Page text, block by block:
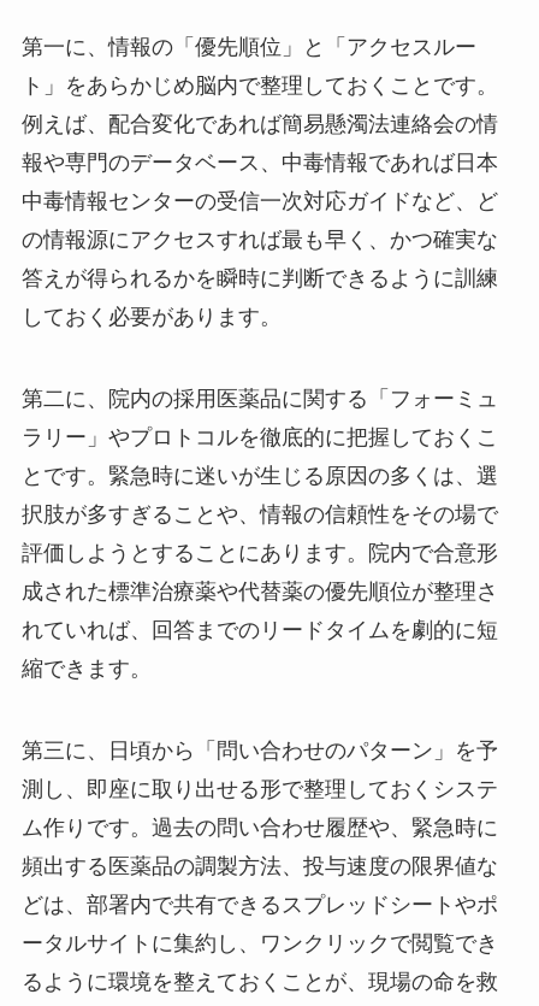
第一に、情報の「優先順位」と「アクセスルー
ト」をあらかじめ脳内で整理しておくことです。
例えば、配合変化であれば簡易懸濁法連絡会の情
報や専門のデータベース、中毒情報であれば日本
中毒情報センターの受信一次対応ガイドなど、ど
の情報源にアクセスすれば最も早く、かつ確実な
答えが得られるかを瞬時に判断できるように訓練
しておく必要があります。
第二に、院内の採用医薬品に関する「フォーミュ
ラリー」やプロトコルを徹底的に把握しておくこ
とです。緊急時に迷いが生じる原因の多くは、選
択肢が多すぎることや、情報の信頼性をその場で
評価しようとすることにあります。院内で合意形
成された標準治療薬や代替薬の優先順位が整理さ
れていれば、回答までのリードタイムを劇的に短
縮できます。
第三に、日頃から「問い合わせのパターン」を予
測し、即座に取り出せる形で整理しておくシステ
ム作りです。過去の問い合わせ履歴や、緊急時に
頻出する医薬品の調製方法、投与速度の限界値な
どは、部署内で共有できるスプレッドシートやポ
ータルサイトに集約し、ワンクリックで閲覧でき
るように環境を整えておくことが、現場の命を救